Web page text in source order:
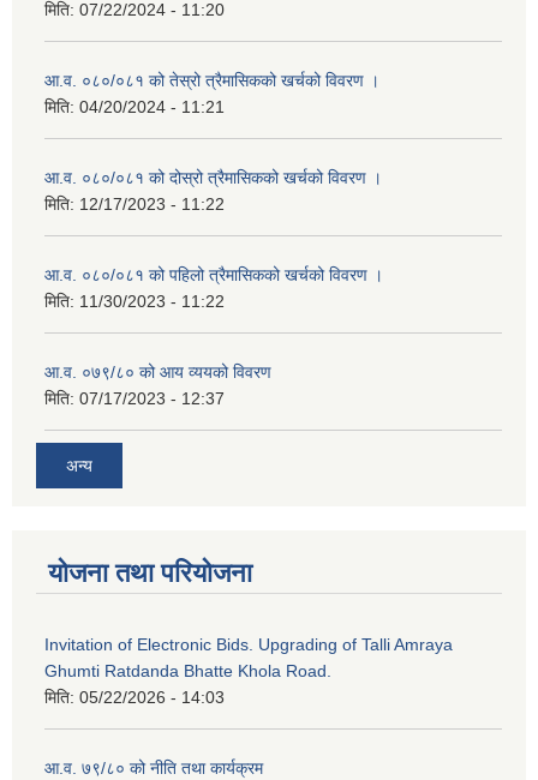
मिति: 07/22/2024 - 11:20
आ.व. ०८०/०८१ को तेस्रो त्रैमासिकको खर्चको विवरण ।
मिति: 04/20/2024 - 11:21
आ.व. ०८०/०८१ को दोस्रो त्रैमासिकको खर्चको विवरण ।
मिति: 12/17/2023 - 11:22
आ.व. ०८०/०८१ को पहिलो त्रैमासिकको खर्चको विवरण ।
मिति: 11/30/2023 - 11:22
आ.व. ०७९/८० को आय व्ययको विवरण
मिति: 07/17/2023 - 12:37
अन्य
योजना तथा परियोजना
Invitation of Electronic Bids. Upgrading of Talli Amraya
Ghumti Ratdanda Bhatte Khola Road.
मिति: 05/22/2026 - 14:03
आ.व. ७९/८० को नीति तथा कार्यक्रम